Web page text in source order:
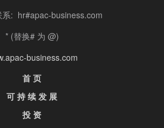
系: hr#apac-business.com
* (替换# 为 @)
business.com
首 页
可 持 续 发 展
投 资